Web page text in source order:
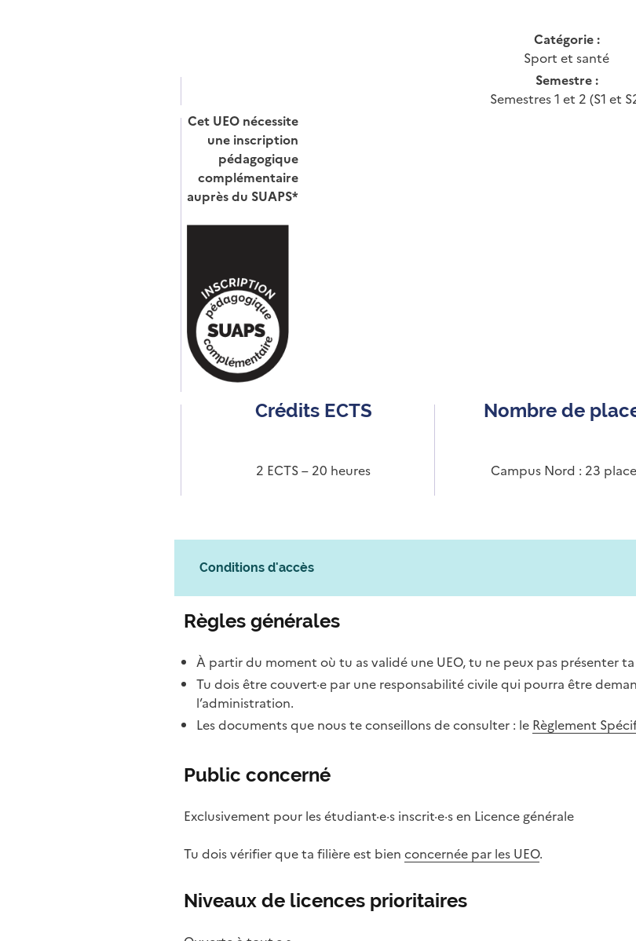
Catégorie :
Sport et santé
Semestre :
Semestres 1 et 2 (S1 et
Cet UEO nécessite
une inscription
pédagogique
complémentaire
auprès du SUAPS*
Crédits ECTS
2 ECTS – 20 heures
Nombre de
Campus Nord : 23
Conditions d'accès
Règles générales
À partir du moment où tu as validé une UEO, tu ne peux pas présenter
Tu dois être couvert·e par une responsabilité civile qui pourra être
l’administration.
Les documents que nous te conseillons de consulter : le Règlement
Public concerné
Exclusivement pour les étudiant·e·s inscrit·e·s en Licence générale
Tu dois vérifier que ta filière est bien concernée par les UEO.
Niveaux de licences prioritaires